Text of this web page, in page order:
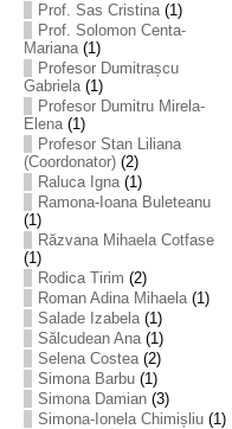
Prof. Sas Cristina(1)
Prof. Solomon Centa-
Mariana(1)
Profesor Dumitrașcu
Gabriela(1)
Profesor Dumitru Mirela-
Elena(1)
Profesor Stan Liliana
(Coordonator)(2)
Raluca Igna(1)
Ramona-Ioana Buleteanu
(1)
Răzvana Mihaela Cotfase
(1)
Rodica Tirim (2)
Roman Adina Mihaela(1)
Salade Izabela(1)
Sălcudean Ana(1)
Selena Costea(2)
Simona Barbu(1)
Simona Damian(3)
Simona-Ionela Chimișliu(1)